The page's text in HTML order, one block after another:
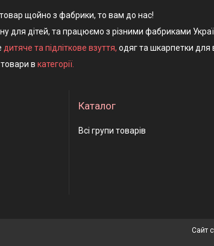
щойно з фабрики, то вам до нас!
для дітей, та працюємо з різними фабриками
дитяче та підліткове взуття, одяг та шкарпетки для
в категорії.
Каталог
Всі групи товарів
Сайт